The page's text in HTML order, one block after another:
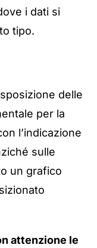
i dati si
tipo.
delle
per la
l’indicazione
sulle
un grafico
attenzione le